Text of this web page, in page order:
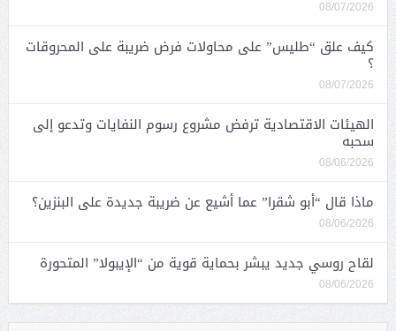
08/07/2026
كيف علق “طليس” على محاولات فرض ضريبة على المحروقات
؟
08/07/2026
الهيئات الاقتصادية ترفض مشروع رسوم النفايات وتدعو إلى
سحبه
08/06/2026
ماذا قال “أبو شقرا” عما أشيع عن ضريبة جديدة على البنزين؟
08/06/2026
لقاح روسي جديد يبشر بحماية قوية من “الإيبولا” المتحورة
08/06/2026